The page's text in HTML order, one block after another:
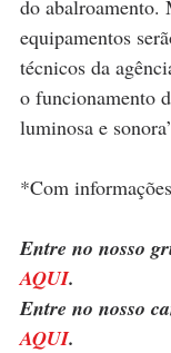
do abalroamento.
equipamentos
técnicos da
o funcionamento
luminosa e
*Com informações
Entre no nosso
AQUI.
Entre no nosso
AQUI.